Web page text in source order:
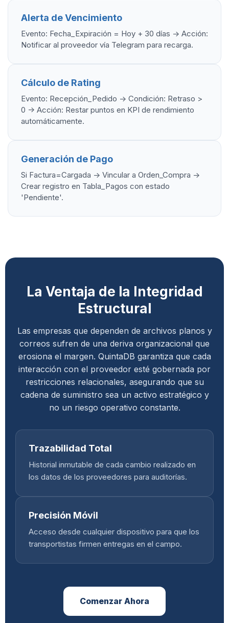
Alerta de Vencimiento
Evento: Fecha_Expiración = Hoy + 30 días -> Acción:
Notificar al proveedor vía Telegram para recarga.
Cálculo de Rating
Evento: Recepción_Pedido -> Condición: Retraso >
0 -> Acción: Restar puntos en KPI de rendimiento
automáticamente.
Generación de Pago
Si Factura=Cargada -> Vincular a Orden_Compra ->
Crear registro en Tabla_Pagos con estado
'Pendiente'.
La Ventaja de la Integridad
Estructural
Las empresas que dependen de archivos planos y
correos sufren de una deriva organizacional que
erosiona el margen. QuintaDB garantiza que cada
interacción con el proveedor esté gobernada por
restricciones relacionales, asegurando que su
cadena de suministro sea un activo estratégico y
no un riesgo operativo constante.
Trazabilidad Total
Historial inmutable de cada cambio realizado en
los datos de los proveedores para auditorías.
Precisión Móvil
Acceso desde cualquier dispositivo para que los
transportistas firmen entregas en el campo.
Comenzar Ahora